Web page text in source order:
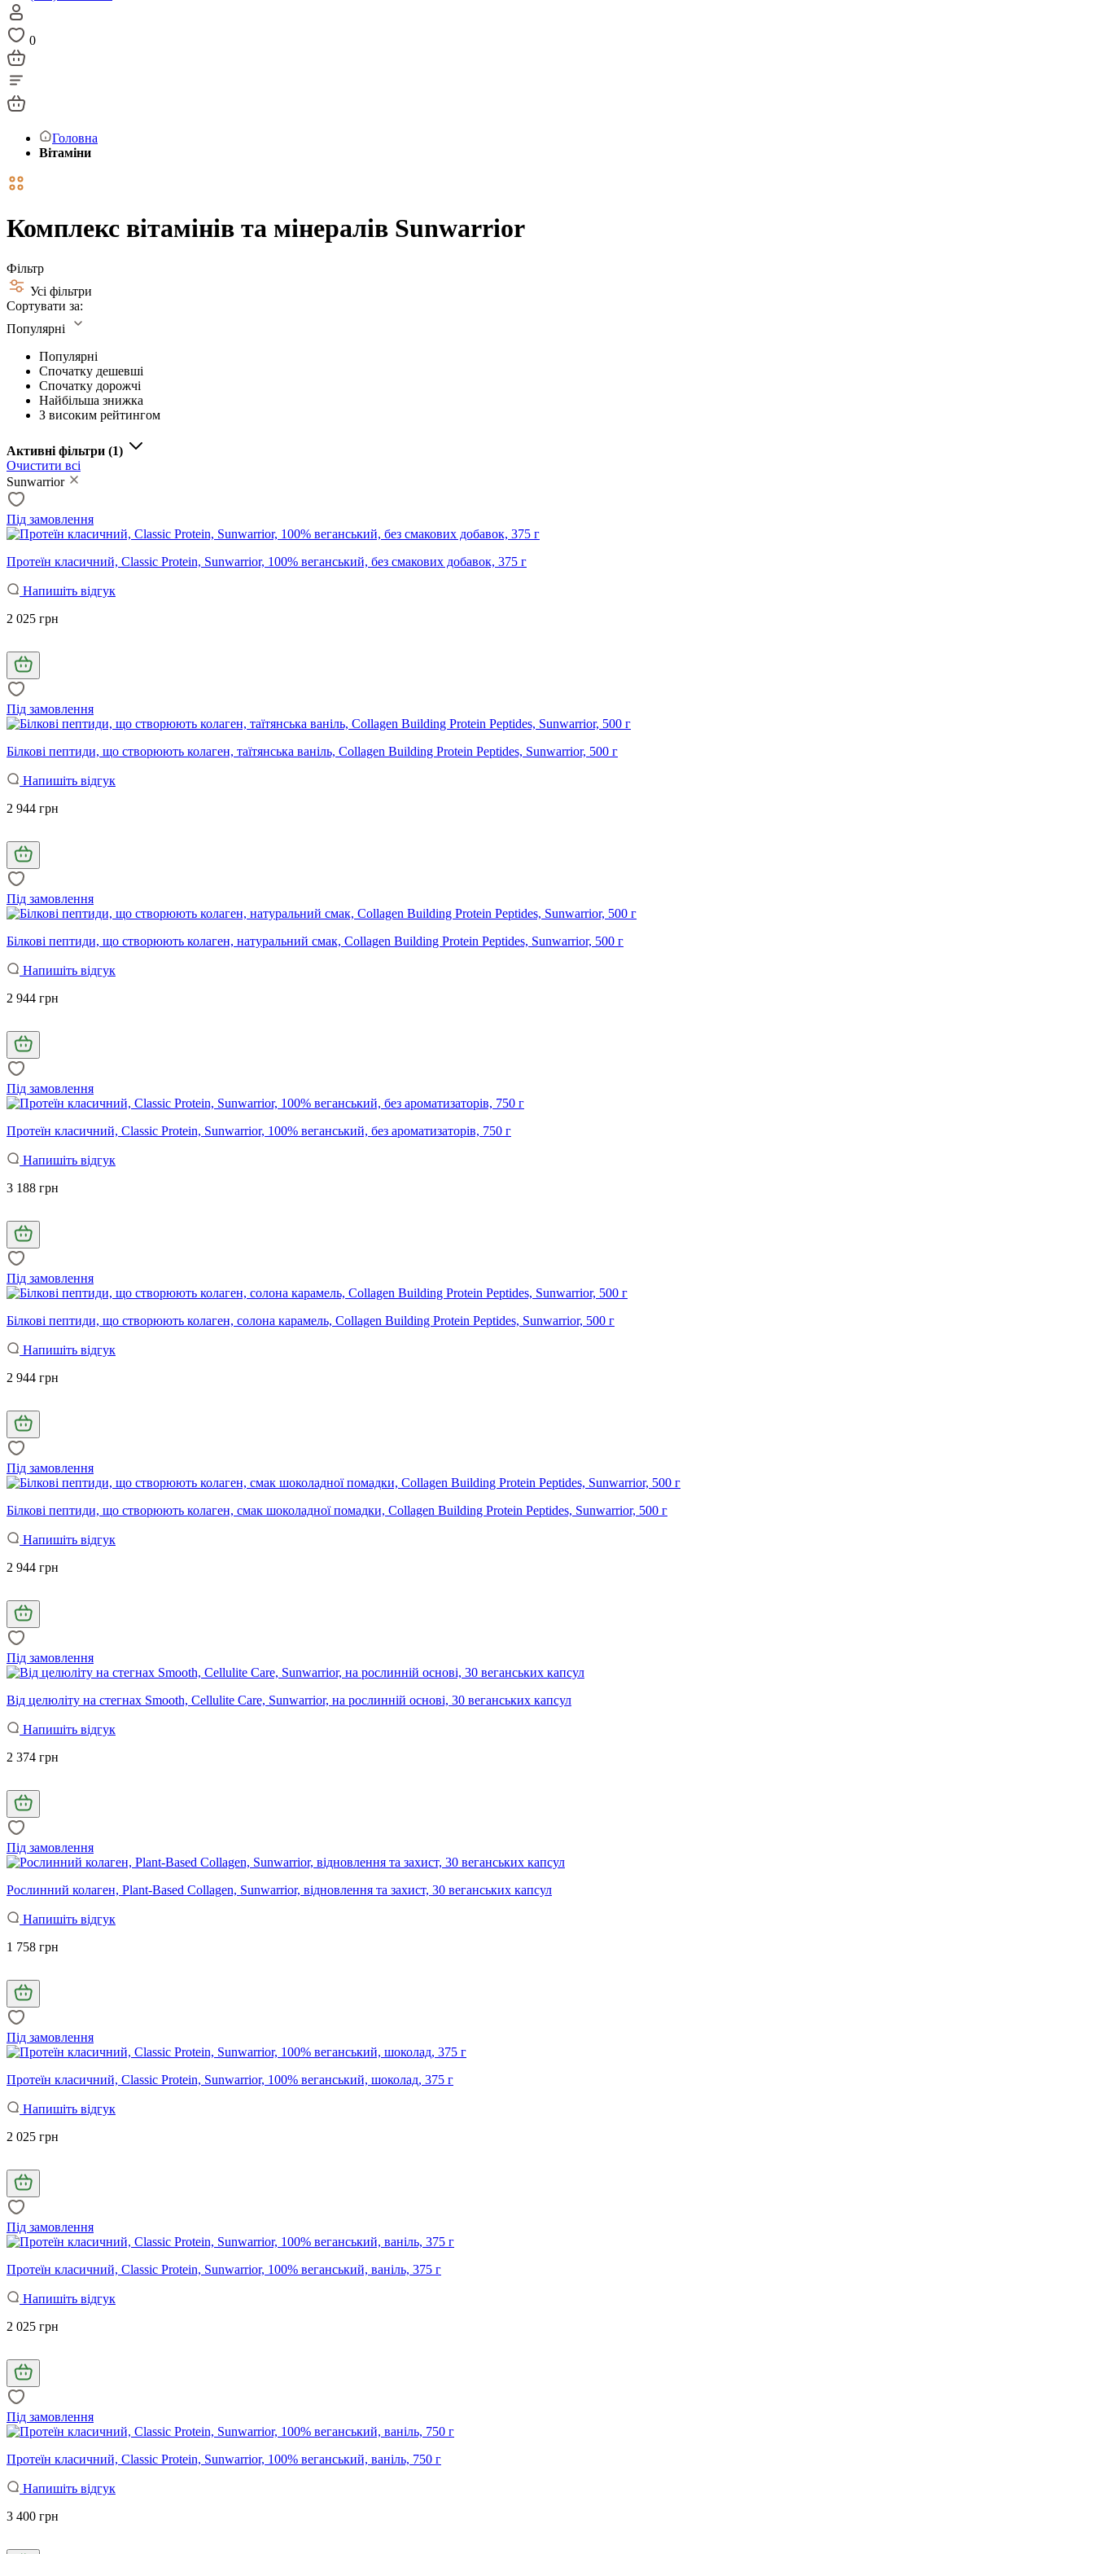
0
Головна
Вітаміни
Комплекс вітамінів та мінералів Sunwarrior
Фільтр
Усі фільтри
Сортувати за:
Популярні
Популярні
Спочатку дешевші
Спочатку дорожчі
Найбільша знижка
З високим рейтингом
Активні фільтри (1)
Очистити всі
Sunwarrior
Під замовлення
Протеїн класичний, Classic Protein, Sunwarrior, 100% веганський, без смакових добавок, 375 г
Напишіть відгук
2 025 грн
Під замовлення
Білкові пептиди, що створюють колаген, таїтянська ваніль, Collagen Building Protein Peptides, Sunwarrior, 500 г
Напишіть відгук
2 944 грн
Під замовлення
Білкові пептиди, що створюють колаген, натуральний смак, Collagen Building Protein Peptides, Sunwarrior, 500 г
Напишіть відгук
2 944 грн
Під замовлення
Протеїн класичний, Classic Protein, Sunwarrior, 100% веганський, без ароматизаторів, 750 г
Напишіть відгук
3 188 грн
Під замовлення
Білкові пептиди, що створюють колаген, солона карамель, Collagen Building Protein Peptides, Sunwarrior, 500 г
Напишіть відгук
2 944 грн
Під замовлення
Білкові пептиди, що створюють колаген, смак шоколадної помадки, Collagen Building Protein Peptides, Sunwarrior, 500 г
Напишіть відгук
2 944 грн
Під замовлення
Від целюліту на стегнах Smooth, Cellulite Care, Sunwarrior, на рослинній основі, 30 веганських капсул
Напишіть відгук
2 374 грн
Під замовлення
Рослинний колаген, Plant-Based Collagen, Sunwarrior, відновлення та захист, 30 веганських капсул
Напишіть відгук
1 758 грн
Під замовлення
Протеїн класичний, Classic Protein, Sunwarrior, 100% веганський, шоколад, 375 г
Напишіть відгук
2 025 грн
Під замовлення
Протеїн класичний, Classic Protein, Sunwarrior, 100% веганський, ваніль, 375 г
Напишіть відгук
2 025 грн
Під замовлення
Протеїн класичний, Classic Protein, Sunwarrior, 100% веганський, ваніль, 750 г
Напишіть відгук
3 400 грн